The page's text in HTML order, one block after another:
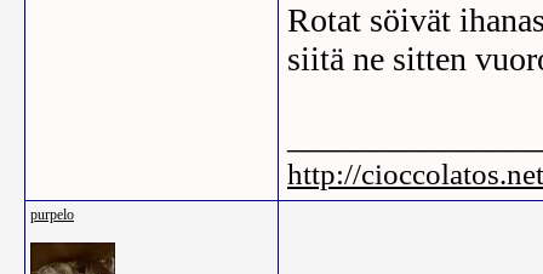
Rotat söivät
siitä ne sitten
http://
purpelo